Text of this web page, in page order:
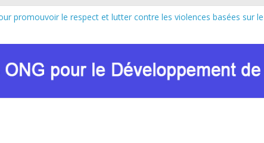
promouvoir le respect et lutter contre les violences basées sur
Marie Nyombo Zaina, le CPD et RENADEF renforcent leur
les approches innovantes de lutte contre les VBG dans le